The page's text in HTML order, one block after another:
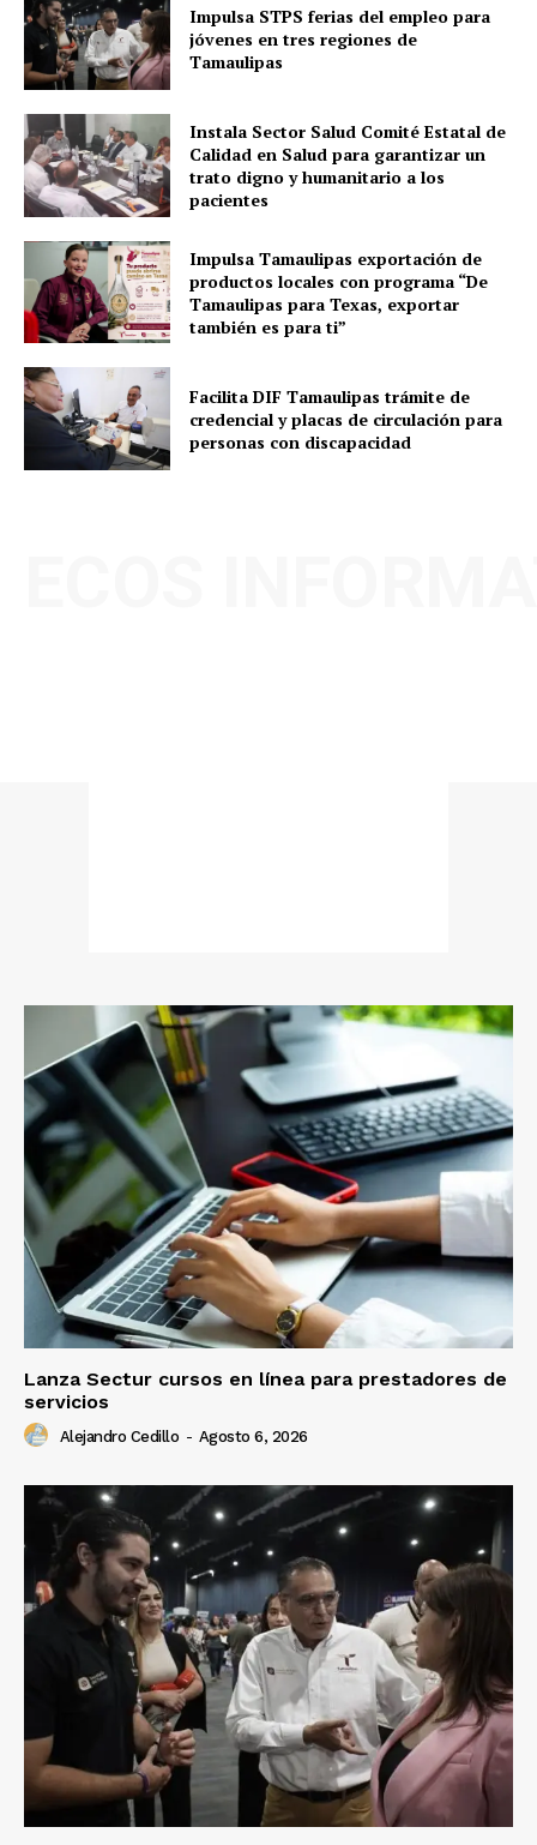
Impulsa STPS ferias del empleo para
jóvenes en tres regiones de
Tamaulipas
Instala Sector Salud Comité Estatal de
Calidad en Salud para garantizar un
trato digno y humanitario a los
pacientes
Impulsa Tamaulipas exportación de
productos locales con programa “De
Tamaulipas para Texas, exportar
también es para ti”
Facilita DIF Tamaulipas trámite de
credencial y placas de circulación para
personas con discapacidad
Lanza Sectur cursos en línea para prestadores de
servicios
Alejandro Cedillo - Agosto 6, 2026